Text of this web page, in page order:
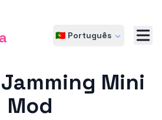
🇵🇹 Português
Mini
Mod